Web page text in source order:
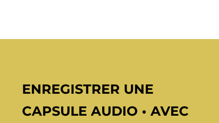
ENREGISTRER UNE
CAPSULE AUDIO • AVEC